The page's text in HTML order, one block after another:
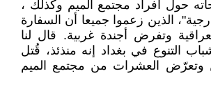
حول افراد مجتمع الميم وكذلك ،
الذين زعموا جميعا أن السفارة
وتفرض أجندة غربية. قال لنا
التنوع في بغداد إنه منذئذ، قُتل
وتعرّض العشرات من مجتمع الميم